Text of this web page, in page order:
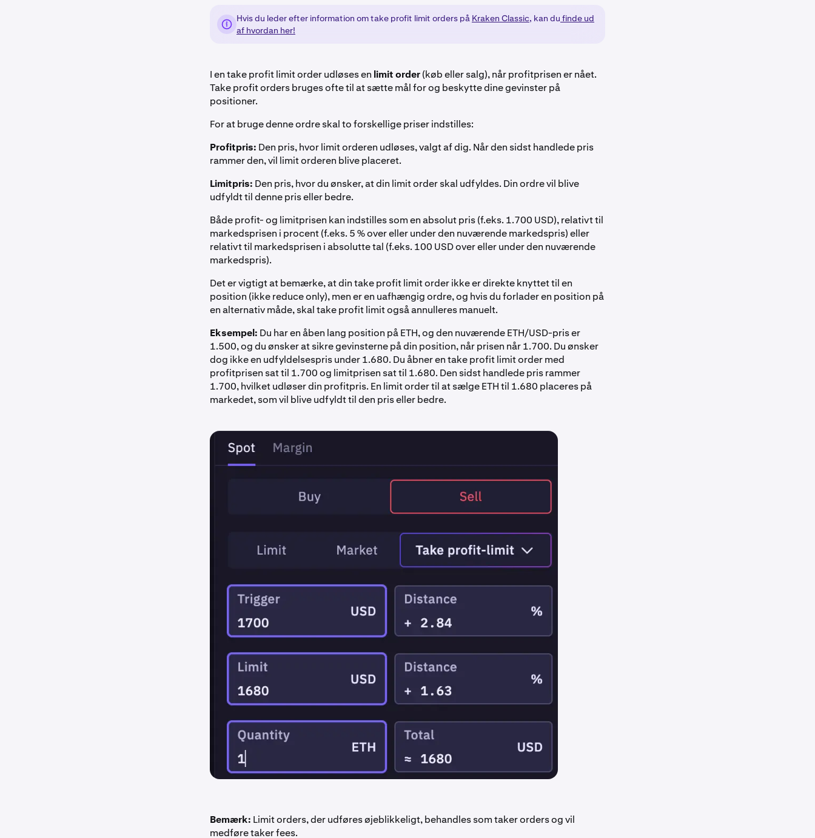
Hvis du leder efter information om take profit limit orders på Kraken Classic, kan du finde ud
af hvordan her!
I en take profit limit order udløses en limit order(køb eller salg), når profitprisen er nået.
Take profit orders bruges ofte til at sætte mål for og beskytte dine gevinster på
positioner.
For at bruge denne ordre skal to forskellige priser indstilles:
Profitpris: Den pris, hvor limit orderen udløses, valgt af dig. Når den sidst handlede pris
rammer den, vil limit orderen blive placeret.
Limitpris: Den pris, hvor du ønsker, at din limit order skal udfyldes. Din ordre vil blive
udfyldt til denne pris eller bedre.
Både profit- og limitprisen kan indstilles som en absolut pris (f.eks. 1.700 USD), relativt til
markedsprisen i procent (f.eks. 5 % over eller under den nuværende markedspris) eller
relativt til markedsprisen i absolutte tal (f.eks. 100 USD over eller under den nuværende
markedspris).
Det er vigtigt at bemærke, at din take profit limit order ikke er direkte knyttet til en
position (ikke reduce only), men er en uafhængig ordre, og hvis du forlader en position på
en alternativ måde, skal take profit limit også annulleres manuelt.
Eksempel: Du har en åben lang position på ETH, og den nuværende ETH/USD-pris er
1.500, og du ønsker at sikre gevinsterne på din position, når prisen når 1.700. Du ønsker
dog ikke en udfyldelsespris under 1.680. Du åbner en take profit limit order med
profitprisen sat til 1.700 og limitprisen sat til 1.680. Den sidst handlede pris rammer
1.700, hvilket udløser din profitpris. En limit order til at sælge ETH til 1.680 placeres på
markedet, som vil blive udfyldt til den pris eller bedre.
Bemærk: Limit orders, der udføres øjeblikkeligt, behandles som taker orders og vil
medføre taker fees.